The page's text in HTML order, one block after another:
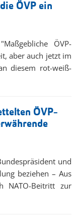
ÖVP ein
ÖVP-
aber auch jetzt im
diesem rot-weiß-
ÖVP-
und
beziehen – Aus
NATO-Beitritt zur